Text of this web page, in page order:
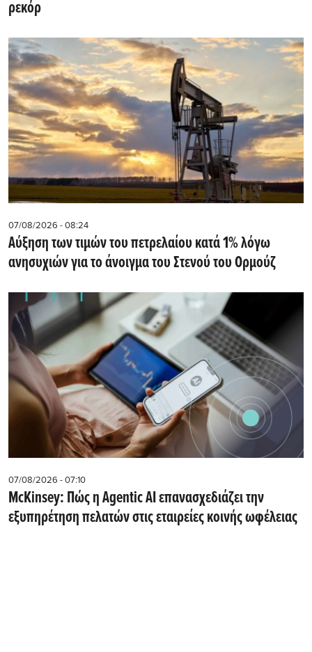
ρεκόρ
07/08/2026 - 08:24
Αύξηση των τιμών του πετρελαίου κατά 1% λόγω
ανησυχιών για το άνοιγμα του Στενού του Ορμούζ
07/08/2026 - 07:10
McKinsey: Πώς η Agentic AI επανασχεδιάζει την
εξυπηρέτηση πελατών στις εταιρείες κοινής ωφέλειας